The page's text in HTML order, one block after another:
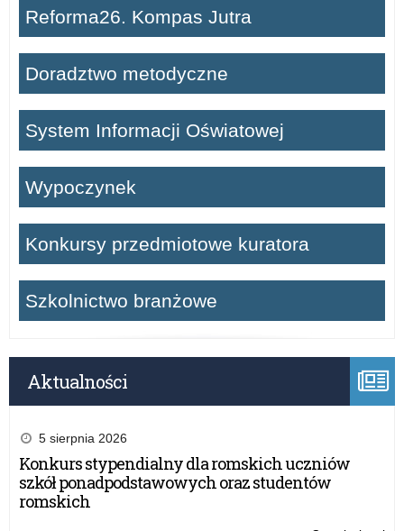
Reforma26. Kompas Jutra
Doradztwo metodyczne
System Informacji Oświatowej
Wypoczynek
Konkursy przedmiotowe kuratora
Szkolnictwo branżowe
Aktualności
5 sierpnia 2026
Konkurs stypendialny dla romskich uczniów
szkół ponadpodstawowych oraz studentów
romskich